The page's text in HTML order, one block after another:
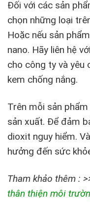
Đối với các sản
chọn những loại
Hoặc nếu sản
nano. Hãy liên hệ
cho công ty và yêu
kem chống nắng.
Trên mỗi sản
sản xuất. Để đảm
dioxit nguy hiểm.
hưởng đến sức
Tham khảo thêm :
thân thiện môi